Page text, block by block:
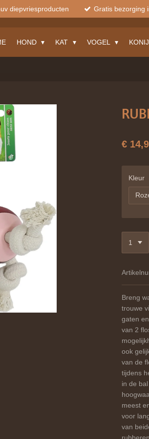
diepvriesproducten Gratis bezorging
HOND KAT VOGEL
€
Kleur
Breng
trouwe
gaten
van 2
ook
van de
tijdens
in de
meest
voor
van